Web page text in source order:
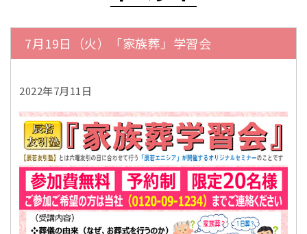
7月19日（火）「家族葬」学習会
2022年7月11日